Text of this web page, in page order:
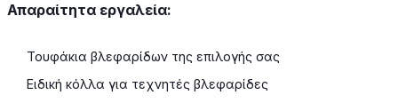
Απαραίτητα εργαλεία:
Τουφάκια βλεφαρίδων της επιλογής σας
Ειδική κόλλα για τεχνητές βλεφαρίδες